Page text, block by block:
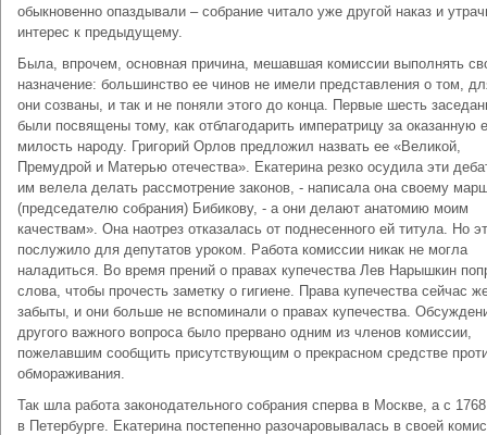
обыкновенно опаздывали – собрание читало уже другой наказ и
интерес к предыдущему.
Была, впрочем, основная причина, мешавшая комиссии выполнять
назначение: большинство ее чинов не имели представления о том,
они созваны, и так и не поняли этого до конца. Первые шесть
были посвящены тому, как отблагодарить императрицу за оказанную
милость народу. Григорий Орлов предложил назвать ее «Великой,
Премудрой и Матерью отечества». Екатерина резко осудила эти
им велела делать рассмотрение законов, - написала она своему
(председателю собрания) Бибикову, - а они делают анатомию моим
качествам». Она наотрез отказалась от поднесенного ей титула. Но
послужило для депутатов уроком. Работа комиссии никак не могла
наладиться. Во время прений о правах купечества Лев Нарышкин
слова, чтобы прочесть заметку о гигиене. Права купечества сейчас
забыты, и они больше не вспоминали о правах купечества.
другого важного вопроса было прервано одним из членов комиссии,
пожелавшим сообщить присутствующим о прекрасном средстве
обмораживания.
Так шла работа законодательного собрания сперва в Москве, а с
в Петербурге. Екатерина постепенно разочаровывалась в своей